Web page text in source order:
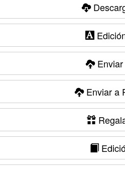
Enviar
Enviar a